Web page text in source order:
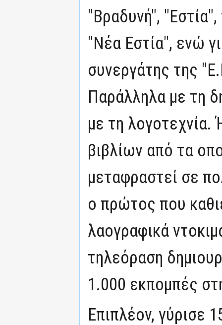
"Βραδυνή", "Εστία",
"Νέα Εστία", ενώ
συνεργάτης της
Παράλληλα με τη
με τη
βιβλίων από τα
μεταφραστεί σε
ο πρώτος που
λαογραφικά
τηλεόραση
1.000 εκπομπές
Επιπλέον, γύρισε